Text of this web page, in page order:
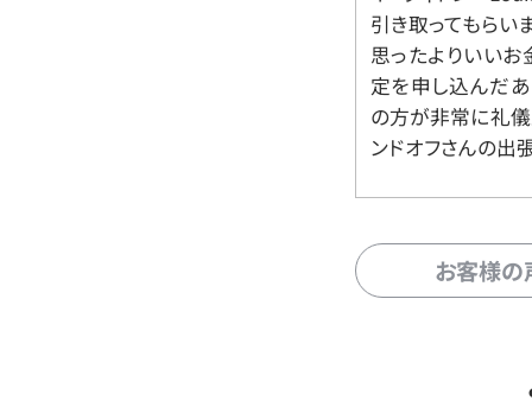
引き取ってもらい
思ったよりいいお
定を申し込んだ
の方が非常に礼儀
ンドオフさんの出
お客様